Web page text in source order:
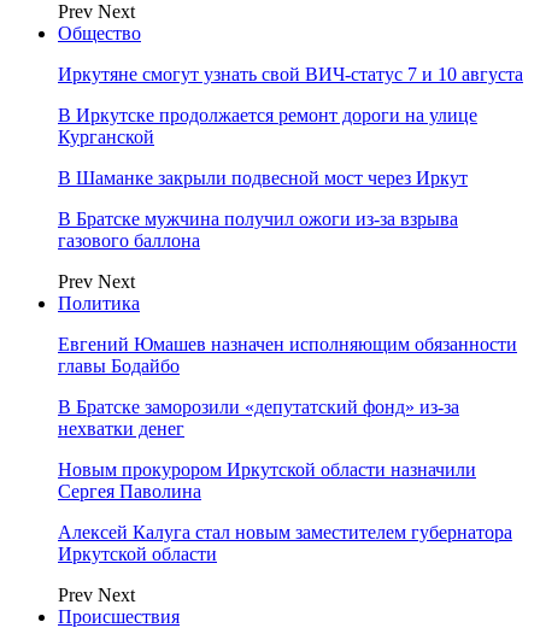
Prev Next
Общество
Иркутяне смогут узнать свой ВИЧ-статус 7 и 10 августа
В Иркутске продолжается ремонт дороги на улице
Курганской
В Шаманке закрыли подвесной мост через Иркут
В Братске мужчина получил ожоги из-за взрыва
газового баллона
Prev Next
Политика
Евгений Юмашев назначен исполняющим обязанности
главы Бодайбо
В Братске заморозили «депутатский фонд» из‑за
нехватки денег
Новым прокурором Иркутской области назначили
Сергея Паволина
Алексей Калуга стал новым заместителем губернатора
Иркутской области
Prev Next
Происшествия